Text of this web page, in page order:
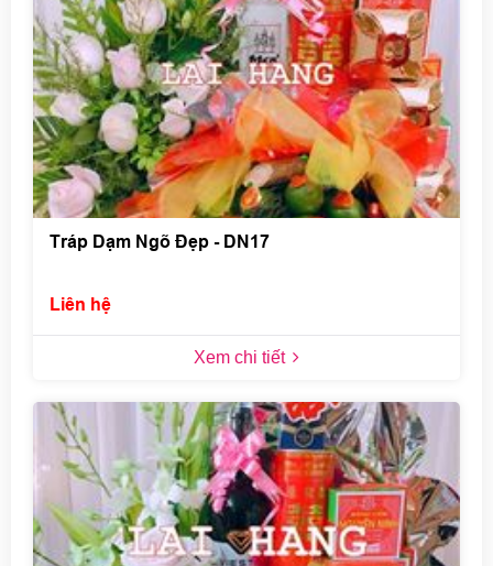
Tráp Dạm Ngõ Đẹp - DN17
Liên hệ
Xem chi tiết